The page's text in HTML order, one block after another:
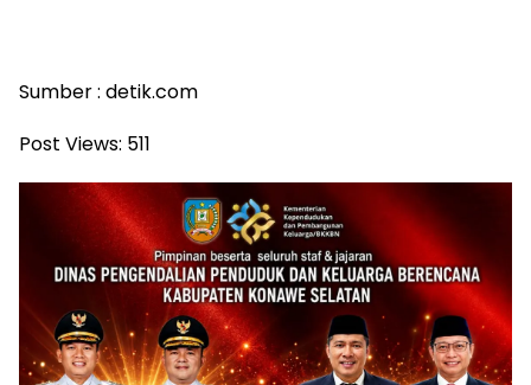
Sumber : detik.com
Post Views: 511